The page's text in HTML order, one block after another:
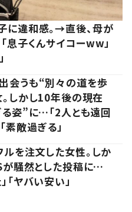
に違和感。→直後、母が
息子くんサイコーww」
会うも“別々の道を歩
しかし10年後の現在
姿”に…「2人とも遠回
素敵過ぎる」
ルを注文した女性。しか
が騒然とした投稿に…
「ヤバい安い」